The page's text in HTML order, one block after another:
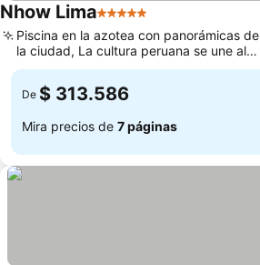
Nhow Lima5 Estrellas
Piscina en la azotea con panorámicas de
la ciudad, La cultura peruana se une al
diseño pop art
De $ 313.586
Mira precios de 7 páginas